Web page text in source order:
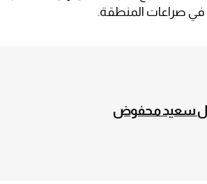
في صراعات المنطقة.
سعيد محفوض